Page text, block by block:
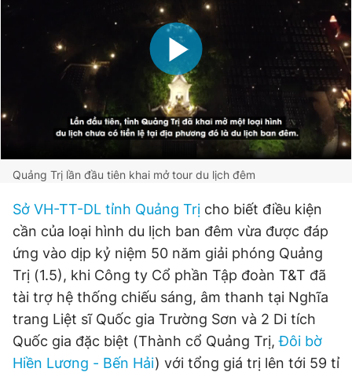
Đọc Thanh Niên trên điện thoại
Theo dõi báo trên
Hotline
0906 645 777
Liên hệ quảng cáo
0908 780 404
Đặt báo Quảng cáo RSS Tòa soạn Chính sách bảo
Tổng biên tập: Nguyễn Ngọc Toàn
Phó tổng biên tập thường trực: Hải Thành
Phó tổng biên tập: Lâm Hiếu Dũng
Phó tổng biên tập: Trần Việt Hưng
Tổng thư ký tòa soạn: Đức Trung
Quảng Trị lần đầu tiên khai mở tour du lịch đêm
Sở VH-TT-DL tỉnh Quảng Trị cho biết điều kiện
cần của loại hình du lịch ban đêm vừa được đáp
ứng vào dịp kỷ niệm 50 năm giải phóng Quảng
Trị (1.5), khi Công ty Cổ phần Tập đoàn T&T đã
tài trợ hệ thống chiếu sáng, âm thanh tại Nghĩa
trang Liệt sĩ Quốc gia Trường Sơn và 2 Di tích
Quốc gia đặc biệt (Thành cổ Quảng Trị,Đôi bờ
Hiền Lương - Bến Hải) với tổng giá trị lên tới 59 tỉ